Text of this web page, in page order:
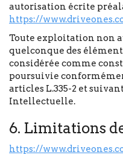
autorisation écrite
https://
Toute exploitation non
quelconque des
considérée comme
poursuivie
articles L.335-2 et
Intellectuelle.
6. Limitations
https://